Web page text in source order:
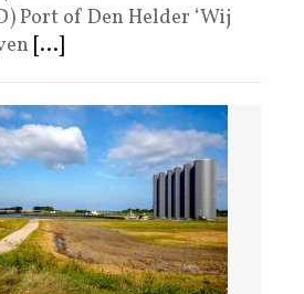
Port of Den Helder ‘Wij
[...]